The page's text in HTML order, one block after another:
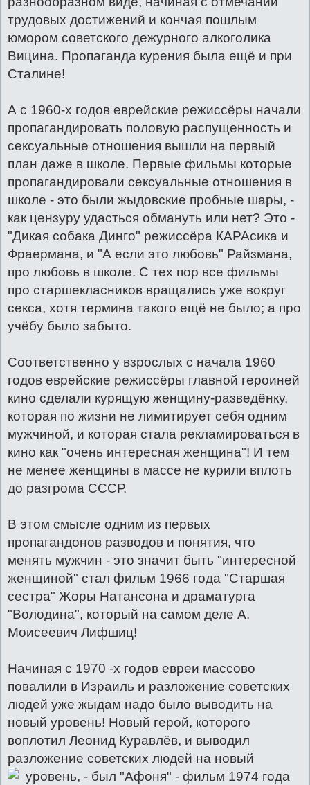
трудовых достижений и кончая пошлым
юмором советского дежурного алкоголика
Вицина. Пропаганда курения была ещё и при
Сталине!
А с 1960-х годов еврейские режиссёры начали
пропагандировать половую распущенность и
сексуальные отношения вышли на первый
план даже в школе. Первые фильмы которые
пропагандировали сексуальные отношения в
школе - это были жыдовские пробные шары, -
как цензуру удасться обмануть или нет? Это -
"Дикая собака Динго" режиссёра КАРАсика и
Фраермана, и "А если это любовь" Райзмана,
про любовь в школе. С тех пор все фильмы
про старшекласников вращались уже вокруг
секса, хотя термина такого ещё не было; а про
учёбу было забыто.
Соответственно у взрослых с начала 1960
годов еврейские режиссёры главной героиней
кино сделали курящую женщину-разведёнку,
которая по жизни не лимитирует себя одним
мужчиной, и которая стала рекламироваться в
кино как "очень интересная женщина"! И тем
не менее женщины в массе не курили вплоть
до разгрома СССР.
В этом смысле одним из первых
пропагандонов разводов и понятия, что
менять мужчин - это значит быть "интересной
женщиной" стал фильм 1966 года "Старшая
сестра" Жоры Натансона и драматурга
"Володина", который на самом деле А.
Моисеевич Лифшиц!
Начиная с 1970 -х годов евреи массово
повалили в Израиль и разложение советских
людей уже жыдам надо было выводить на
новый уровень! Новый герой, которого
воплотил Леонид Куравлёв, и выводил
разложение советских людей на новый
уровень, - был "Афоня" - фильм 1974 года